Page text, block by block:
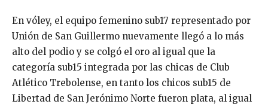
En vóley, el equipo femenino sub17 representado por
Unión de San Guillermo nuevamente llegó a lo más
alto del podio y se colgó el oro al igual que la
categoría sub15 integrada por las chicas de Club
Atlético Trebolense, en tanto los chicos sub15 de
Libertad de San Jerónimo Norte fueron plata, al igual